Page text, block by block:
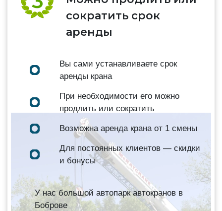
сократить срок
аренды
Вы сами устанавливаете срок
аренды крана
При необходимости его можно
продлить или сократить
Возможна аренда крана от 1 смены
Для постоянных клиентов — скидки
и бонусы
У нас большой автопарк автокранов в
Боброве